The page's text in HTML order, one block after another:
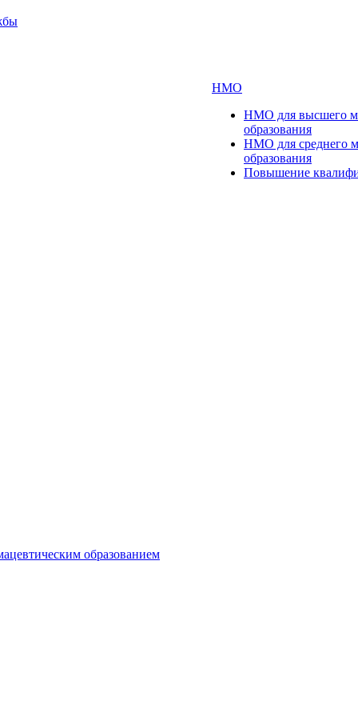
образованием
НМО
НМО для высшего
образования
НМО для среднего
образования
Повышение